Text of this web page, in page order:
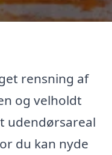
rensning af
og velholdt
udendørsareal
du kan nyde